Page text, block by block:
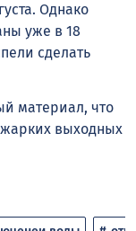
Однако
уже в 18
сделать
материал, что
выходных